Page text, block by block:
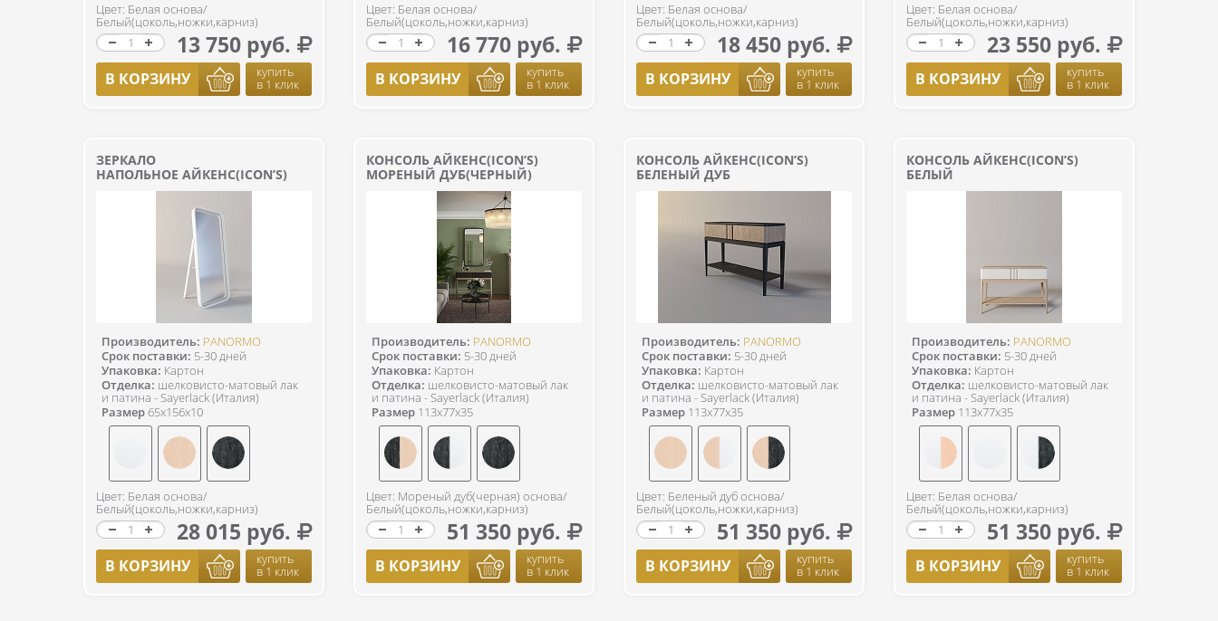
Цвет: Белая основа/
Белый(цоколь,ножки,карниз)
13 750 руб.
В КОРЗИНУ купить
в 1 клик
Цвет: Белая основа/
Белый(цоколь,ножки,карниз)
16 770 руб.
В КОРЗИНУ купить
в 1 клик
Цвет: Белая основа/
Белый(цоколь,ножки,карниз)
18 450 руб.
В КОРЗИНУ купить
в 1 клик
Цвет: Белая основа/
Белый(цоколь,ножки,карниз)
23 550 руб.
В КОРЗИНУ купить
в 1 клик
ЗЕРКАЛО
НАПОЛЬНОЕ АЙКЕНС(ICON’S)
Производитель: PANORMO
Срок поставки: 5-30 дней
Упаковка: Картон
Отделка: шелковисто-матовый лак
и патина - Sayerlack (Италия)
Размер 65x156x10
Цвет: Белая основа/
Белый(цоколь,ножки,карниз)
28 015 руб.
В КОРЗИНУ купить
в 1 клик
КОНСОЛЬ АЙКЕНС(ICON’S)
МОРЕНЫЙ ДУБ(ЧЕРНЫЙ)
Производитель: PANORMO
Срок поставки: 5-30 дней
Упаковка: Картон
Отделка: шелковисто-матовый лак
и патина - Sayerlack (Италия)
Размер 113x77x35
Цвет: Мореный дуб(черная) основа/
Белый(цоколь,ножки,карниз)
51 350 руб.
В КОРЗИНУ купить
в 1 клик
КОНСОЛЬ АЙКЕНС(ICON’S)
БЕЛЕНЫЙ ДУБ
Производитель: PANORMO
Срок поставки: 5-30 дней
Упаковка: Картон
Отделка: шелковисто-матовый лак
и патина - Sayerlack (Италия)
Размер 113x77x35
Цвет: Беленый дуб основа/
Белый(цоколь,ножки,карниз)
51 350 руб.
В КОРЗИНУ купить
в 1 клик
КОНСОЛЬ АЙКЕНС(ICON’S)
БЕЛЫЙ
Производитель: PANORMO
Срок поставки: 5-30 дней
Упаковка: Картон
Отделка: шелковисто-матовый лак
и патина - Sayerlack (Италия)
Размер 113x77x35
Цвет: Белая основа/
Белый(цоколь,ножки,карниз)
51 350 руб.
В КОРЗИНУ купить
в 1 клик